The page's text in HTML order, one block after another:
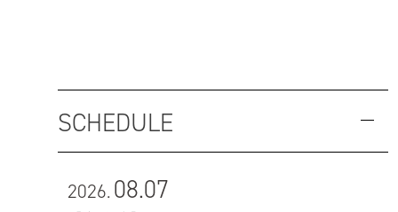
SCHEDULE
2026.08.07